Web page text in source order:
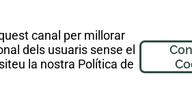
canal per millorar
dels usuaris sense el
la nostra Política de